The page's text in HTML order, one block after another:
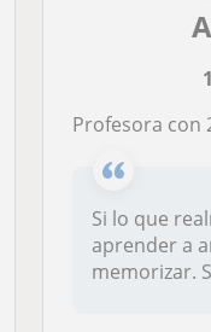
Profesora con 20 años de experiencia en el ámbito
Si lo que
aprender a
memorizar.